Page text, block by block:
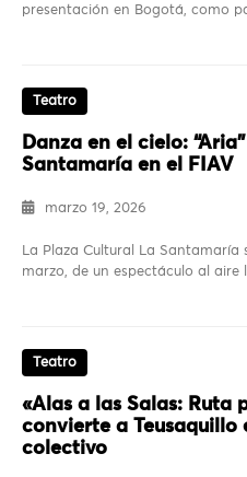
presentación en Bogotá, como
Teatro
Danza en el cielo:
Santamaría en el FIAV
marzo 19, 2026
La Plaza Cultural La Santamaría
marzo, de un espectáculo al
Teatro
«Alas a las Salas: Ruta
convierte a Teusaquillo
colectivo